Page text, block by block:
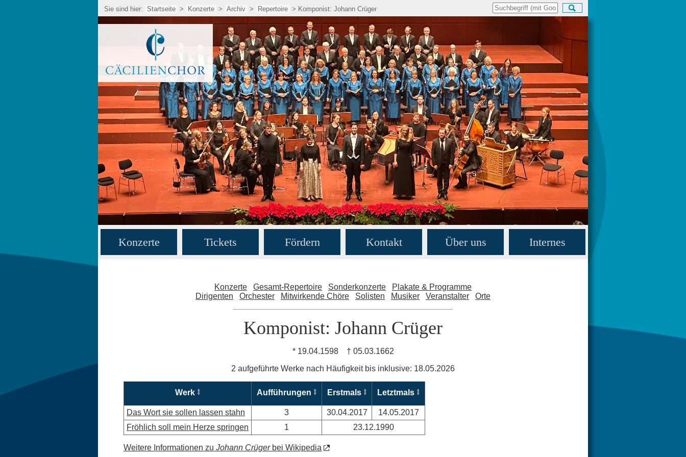
Sie sind hier: Startseite > Konzerte > Archiv > Repertoire > Komponist: Johann Crüger
Konzerte Tickets Fördern Kontakt Über uns Internes
Konzerte Gesamt-Repertoire Sonderkonzerte
Plakate & Programme
Dirigenten
Orchester Mitwirkende Chöre Solisten Musiker Veranstalter Orte
Komponist: Johann Crüger
* 19.04.1598 † 05.03.1662
2 aufgeführte Werke nach Häufigkeit bis inklusive: 18.05.2026
Werk Aufführungen Erstmals Letztmals
Das Wort sie sollen lassen stahn 3 30.04.2017
14.05.2017
Fröhlich soll mein Herze springen
1 23.12.1990
Weitere Informationen zu Johann Crügerbei Wikipedia